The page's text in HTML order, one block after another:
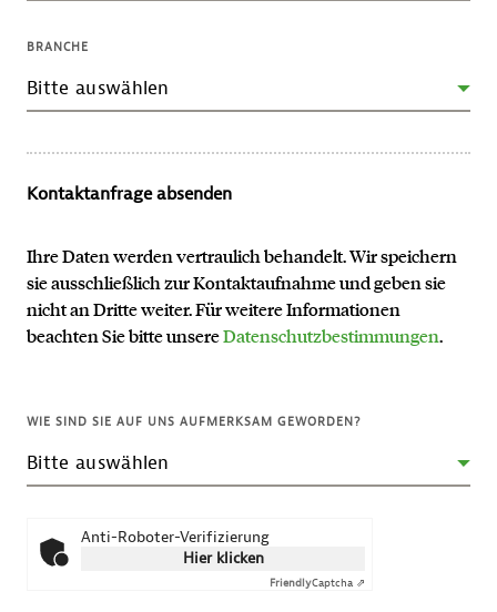
BRANCHE
Kontaktanfrage absenden
Ihre Daten werden vertraulich behandelt. Wir speichern
sie ausschließlich zur Kontaktaufnahme und geben sie
nicht an Dritte weiter. Für weitere Informationen
beachten Sie bitte unsereDatenschutzbestimmungen.
WIE SIND SIE AUF UNS AUFMERKSAM GEWORDEN?
Anti-Roboter-Verifizierung
Hier klicken
FriendlyCaptcha ⇗